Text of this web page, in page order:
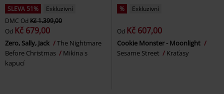
SLEVA 51%
Exkluzivní
DMC Od Kč 1.399,00
Od Kč 679,00
Zero, Sally, Jack
The Nightmare
Before Christmas
Mikina s
kapucí
% Exkluzivní
Od Kč 607,00
Cookie Monster - Moonlight
Sesame Street
Kraťasy